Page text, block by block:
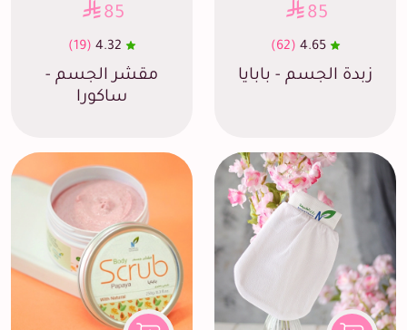
85
4.65
(62)
زبدة الجسم - بابايا
85
4.32
(19)
مقشر الجسم -
ساكورا